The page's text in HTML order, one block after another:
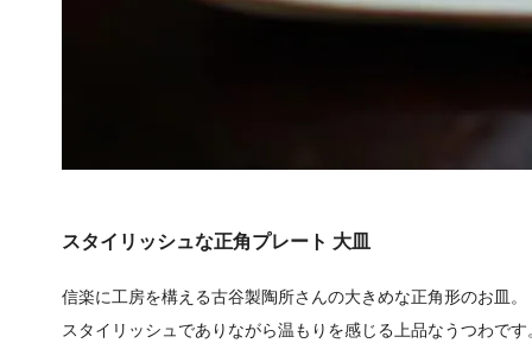
スタイリッシュな正角プレート 大皿
信楽に工房を構える古谷製陶所さんの大きめな正角形のお皿。
スタイリッシュでありながら温もりを感じる上品なうつわです